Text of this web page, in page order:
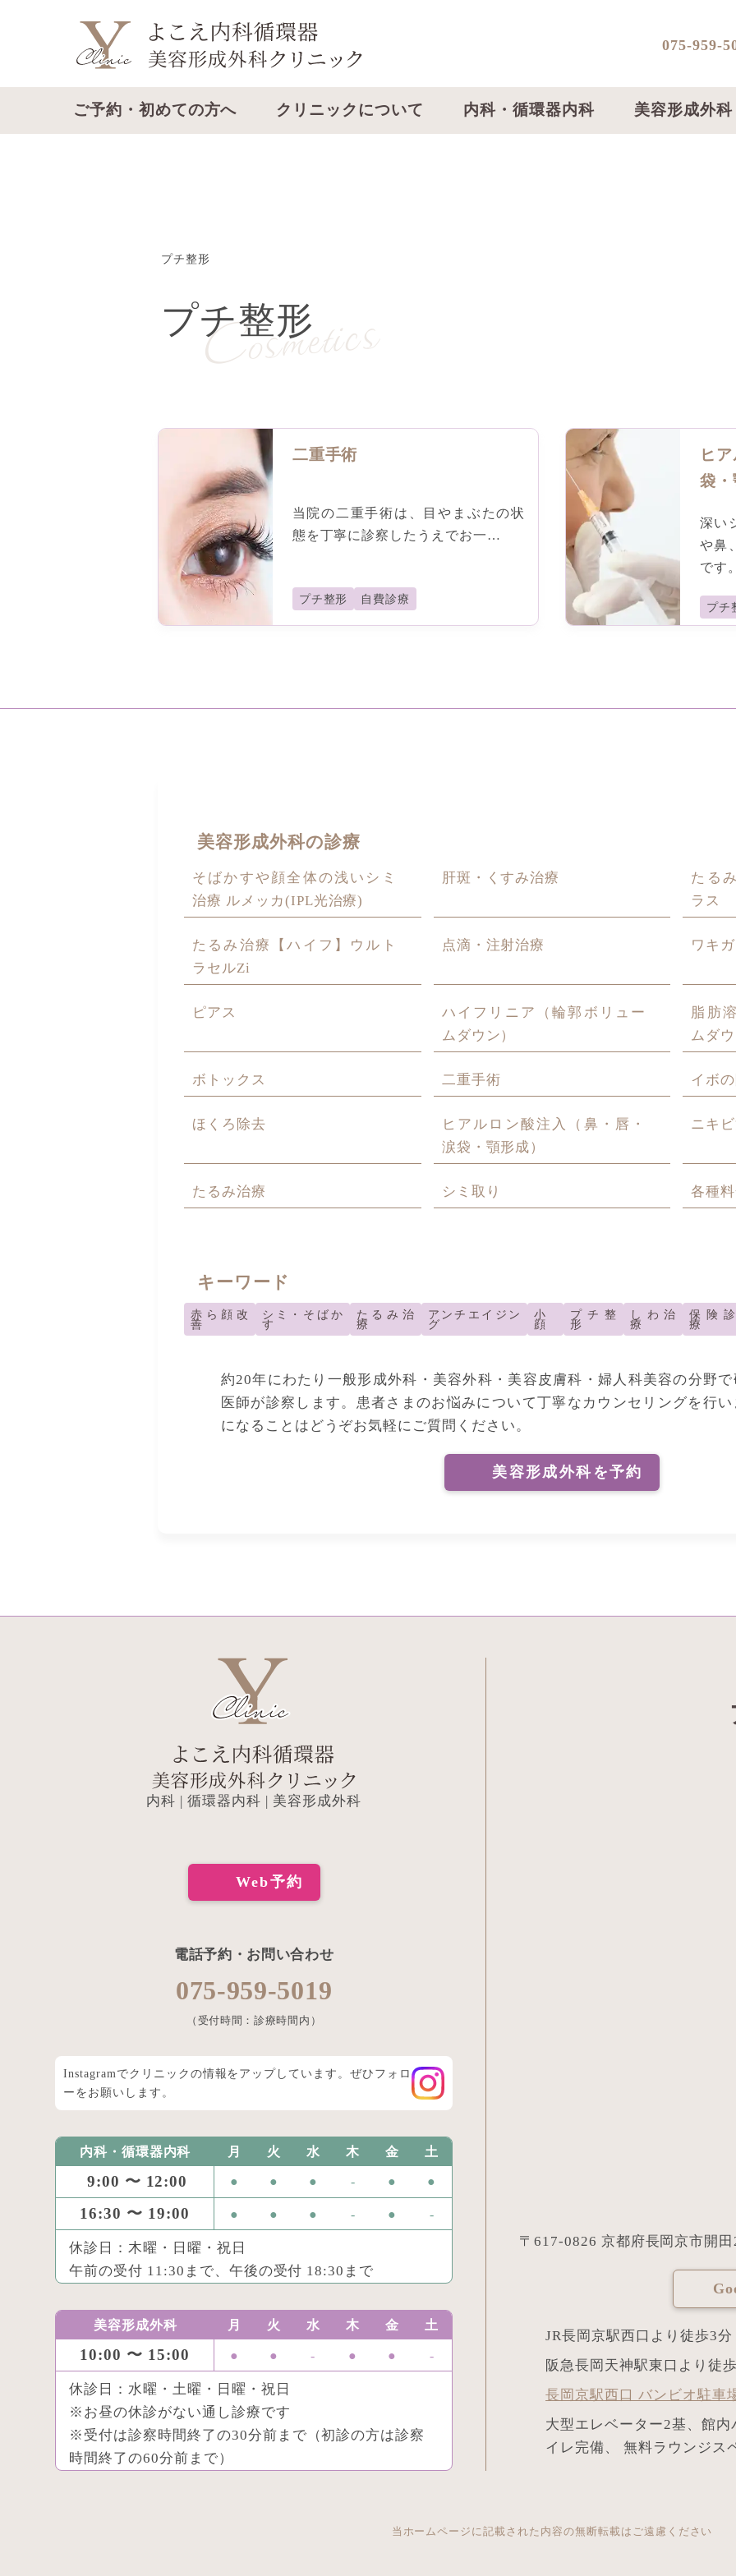
075-959-
ご予約・初めての方へ クリニックについて 内科・循環器内科 美容形成外科
プチ整形
Cosmetics
プチ整形
二重手術
当院の二重手術は、⽬やまぶたの状
態を丁寧に診察したうえでお⼀…
プチ整形 自費診療
ヒ
袋・
深い
や鼻
です
プチ
美容形成外科の診療
そばかすや顔全体の浅いシミ
治療 ルメッカ(IPL光治療)
肝斑・くすみ治療
たる
ラス
たるみ治療【ハイフ】ウルト
ラセルZi
点滴・注射治療 ワキ
ピアス
ハイフリニア（輪郭ボリュー
ムダウン）
脂肪
ムダ
ボトックス 二重手術 イボ
ほくろ除去
ヒアルロン酸注入（鼻・唇・
涙袋・顎形成）
ニキ
たるみ治療 シミ取り 各種
キーワード
赤ら顔改
善
シミ・そばか
す
たるみ治
療
アンチエイジン
グ
小
顔
プチ整
形
しわ治
療
保険診
療
約20年にわたり一般形成外科・美容外科・美容皮膚科・婦人科美容の分野
医師が診察します。患者さまのお悩みについて丁寧なカウンセリングを行
になることはどうぞお気軽にご質問ください。
美容形成外科を予約
内科 | 循環器内科 | 美容形成外科
Web予約
電話予約・お問い合わせ
075-959-5019
（受付時間：診療時間内）
Instagramでクリニックの情報をアップしています。ぜひフォロ
ーをお願いします。
内科・循環器内科 月 火 水 木 金 土
9:00 〜 12:00 ● ● ● - ● ●
16:30 〜 19:00 ● ● ● - ● -
休診日：木曜・日曜・祝日
午前の受付 11:30まで、午後の受付 18:30まで
美容形成外科 月 火 水 木 金 土
10:00 〜 15:00 ● ● - ● ● -
休診日：水曜・土曜・日曜・祝日
※お昼の休診がない通し診療です
※受付は診察時間終了の30分前まで（初診の方は診察
時間終了の60分前まで）
〒617-0826 京都府長岡京市開
JR長岡京駅西口より徒歩3分
阪急長岡天神駅東口より徒
長岡京駅西口 バンビオ駐車
大型エレベーター2基、館
イレ完備、 無料ラウンジス
当ホームページに記載された内容の無断転載はご遠慮ください